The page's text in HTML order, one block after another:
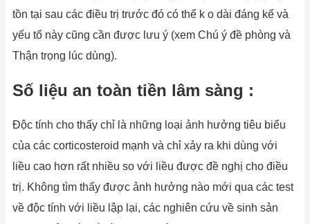
tồn tại sau các điều trị trước đó có thể k o dài đáng kể và
yếu tố này cũng cần được lưu ý (xem Chú ý đề phòng và
Thận trọng lúc dùng).
Số liệu an toàn tiền lâm sàng :
Độc tính cho thấy chỉ là những loại ảnh hưởng tiêu biểu
của các corticosteroid mạnh và chỉ xảy ra khi dùng với
liều cao hơn rất nhiều so với liều được đề nghị cho điều
trị. Không tìm thấy được ảnh hưởng nào mới qua các test
về độc tính với liều lập lại, các nghiên cứu về sinh sản